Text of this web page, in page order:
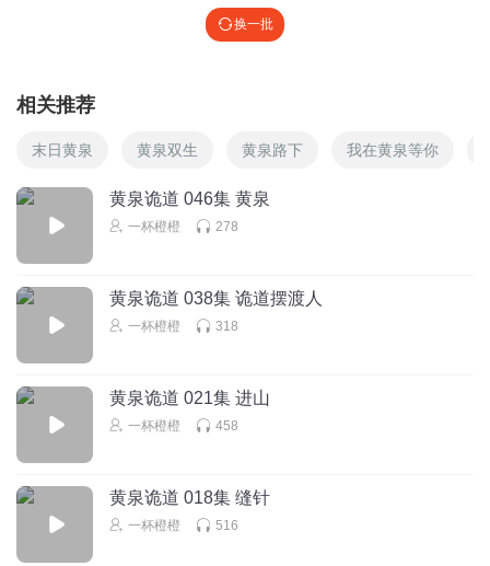
换一批
相关推荐
末日黄泉 黄泉双生 黄泉路下 我在黄泉等你
黄泉诡道 046集 黄泉
一杯橙橙 278
黄泉诡道 038集 诡道摆渡人
一杯橙橙 318
黄泉诡道 021集 进山
一杯橙橙 458
黄泉诡道 018集 缝针
一杯橙橙 516